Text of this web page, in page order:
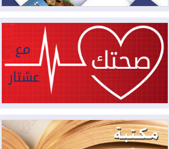
2026-08-01تقرير: الولايات المتحدة تسحب
منظومة باتريوت الدفاعية من أربيل
2026-08-01النفط: اتفاقية ثلاثية لاستئناف
التصدير عبر جيهان بطاقة 750 ألف برميل
2026-08-01"في أقرب وقت ممكن".. إدارة
ترامب تخطط لشن ضربات جديدة على إيران